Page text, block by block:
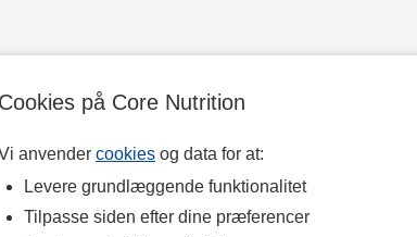
Cookies på Core Nutrition
anvender cookies og data for at:
Levere grundlæggende funktionalitet
Tilpasse siden efter dine præferencer